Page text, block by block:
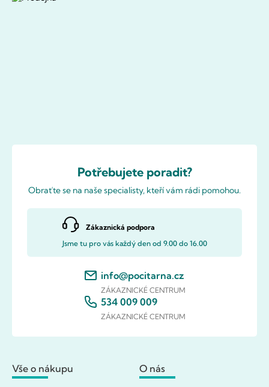
Potřebujete poradit?
Obraťte se na naše specialisty, kteří vám rádi pomohou.
Zákaznická podpora
Jsme tu pro vás každý den od 9.00 do 16.00
info@pocitarna.cz
ZÁKAZNICKÉ CENTRUM
534 009 009
ZÁKAZNICKÉ CENTRUM
Vše o nákupu O nás